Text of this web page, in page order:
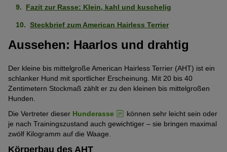
Pfoten)
5(2
Pfoten)
Sehr
(5
von
5
Pfoten)
Intelligent
stark
ausgeprägt
(5
von
5
Geringe Tendenz zu beißen
Mittelmäßig
ausgeprägt
(3
von
Pfoten)
Geringe Tendenz zum Bellen
Sehr
stark
(5
von
Keine Tendenz wegzulaufen
ausgeprägt
(3
Verliert wenig Haare
Sehr
Als Wachhund geeignet
Fazit zur Rasse: Klein, kahl und kuschelig
Steckbrief zum American Hairless Terrier
Aussehen: Haarlos und drahtig
Der kleine bis mittelgroße American Hairless Terrier (AHT) ist ein
schlanker Hund mit sportlicher Erscheinung. Mit 20 bis 40
Zentimetern Stockmaß zählt er zu den kleinen bis mittelgroßen
Hunden.
Die Vertreter dieser Hunderasse
können sehr leicht sein oder
je nach Trainingszustand auch gewichtiger – sie bringen maximal
zwölf Kilogramm auf die Waage.
Körperbau des AHT